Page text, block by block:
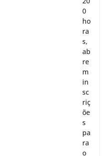
0
ho
ra
s,
ab
re
m
in
sc
riç
õe
s
pa
ra
o